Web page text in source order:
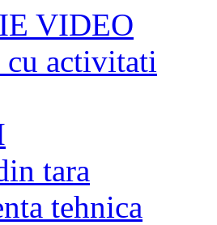
VIDEO
activitati
tara
tehnica